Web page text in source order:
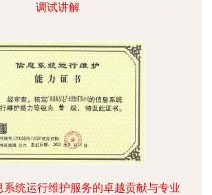
调试讲解
系统运行维护服务的卓越贡献与专业